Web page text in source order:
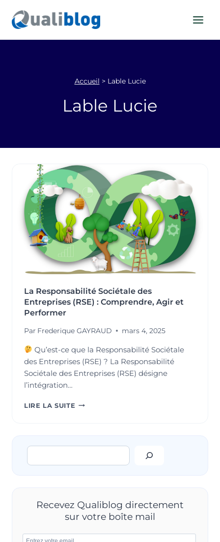
contenu
Accueil > Lable Lucie
Lable Lucie
La Responsabilité Sociétale des
Entreprises (RSE) : Comprendre, Agir et
Performer
Par Frederique GAYRAUD mars 4, 2025
Qu’est-ce que la Responsabilité Sociétale
des Entreprises (RSE) ? La Responsabilité
Sociétale des Entreprises (RSE) désigne
l’intégration…
LIRE LA SUITE LA
PERFORMER
Rechercher
Recevez Qualiblog directement
sur votre boîte mail